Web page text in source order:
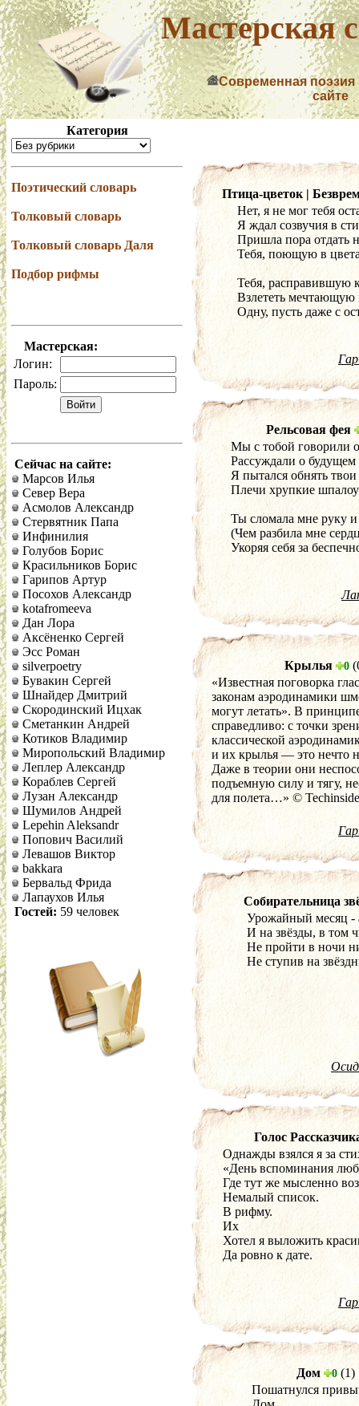
Мастерская
Современная поэзия
сайте
Категория
Поэтический словарь
Толковый словарь
Толковый словарь Даля
Подбор рифмы
Мастерская:
Логин:
Пароль:
Сейчас на сайте:
Марсов Илья
Север Вера
Асмолов Александр
Стервятник Папа
Инфинилия
Голубов Борис
Красильников Борис
Гарипов Артур
Посохов Александр
kotafromeeva
Дан Лора
Аксёненко Сергей
Эсс Роман
silverpoetry
Бувакин Сергей
Шнайдер Дмитрий
Скородинский Ицхак
Сметанкин Андрей
Котиков Владимир
Миропольский Владимир
Леплер Александр
Кораблев Сергей
Лузан Александр
Шумилов Андрей
Lepehin Aleksandr
Попович Василий
Левашов Виктор
bakkara
Бервальд Фрида
Лапаухов Илья
Гостей: 59 человек
Птица-цветок |
Нет, я не мог тебя
Я ждал созвучия в
Пришла пора отдать
Тебя, поющую в
Тебя, расправившую
Взлететь
Одну, пусть даже с
Рельсовая фея
Мы с тобой говорили
Рассуждали о будущем
Я пытался обнять
Плечи хрупкие
Ты сломала мне руку
(Чем разбила мне
Укоряя себя за
Крылья 0
«Известная поговорка
законам аэродинамики
могут летать». В
справедливо: с точки
классической
и их крылья — это нечто
Даже в теории они
подъемную силу и тягу,
для полета…» ©
Давно не видим в этом
Само собой привычным
Но только вдуматься —
Природа крылья даровала.
Забыв про небо, в
Собирательница
Урожайный месяц -
И на звёзды, в том
Не пройти в ночи
Не ступив на
Голос
Однажды взялся я за
«День вспоминания
Где тут же мысленно
Немалый список.
В рифму.
Их
Хотел я выложить
Да ровно к дате.
Дом 0(1)
Пошатнулся